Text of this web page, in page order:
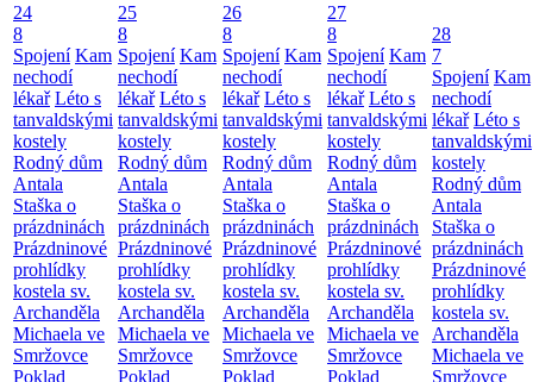
24
8
Spojení Kam
nechodí
lékař Léto s
tanvaldskými
kostely
Rodný dům
Antala
Staška o
prázdninách
Prázdninové
prohlídky
kostela sv.
Archanděla
Michaela ve
Smržovce
Poklad
25
8
Spojení Kam
nechodí
lékař Léto s
tanvaldskými
kostely
Rodný dům
Antala
Staška o
prázdninách
Prázdninové
prohlídky
kostela sv.
Archanděla
Michaela ve
Smržovce
Poklad
26
8
Spojení Kam
nechodí
lékař Léto s
tanvaldskými
kostely
Rodný dům
Antala
Staška o
prázdninách
Prázdninové
prohlídky
kostela sv.
Archanděla
Michaela ve
Smržovce
Poklad
27
8
Spojení Kam
nechodí
lékař Léto s
tanvaldskými
kostely
Rodný dům
Antala
Staška o
prázdninách
Prázdninové
prohlídky
kostela sv.
Archanděla
Michaela ve
Smržovce
Poklad
28
7
Spojení Kam
nechodí
lékař Léto s
tanvaldskými
kostely
Rodný dům
Antala
Staška o
prázdninách
Prázdninové
prohlídky
kostela sv.
Archanděla
Michaela ve
Smržovce